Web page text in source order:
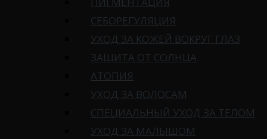
СЕБОРЕГУЛЯЦИЯ
УХОД ЗА КОЖЕЙ ВОКРУГ ГЛАЗ
ЗАЩИТА ОТ СОЛНЦА
АТОПИЯ
УХОД ЗА ВОЛОСАМ
СПЕЦИАЛЬНЫЙ УХОД ЗА ТЕЛОМ
УХОД ЗА МАЛЫШОМ